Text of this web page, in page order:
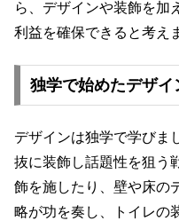
ら、デザインや装飾を加
利益を確保できると考え
独学で始めたデザ
デザインは独学で学びま
抜に装飾し話題性を狙う
飾を施したり、壁や床の
略が功を奏し、トイレの